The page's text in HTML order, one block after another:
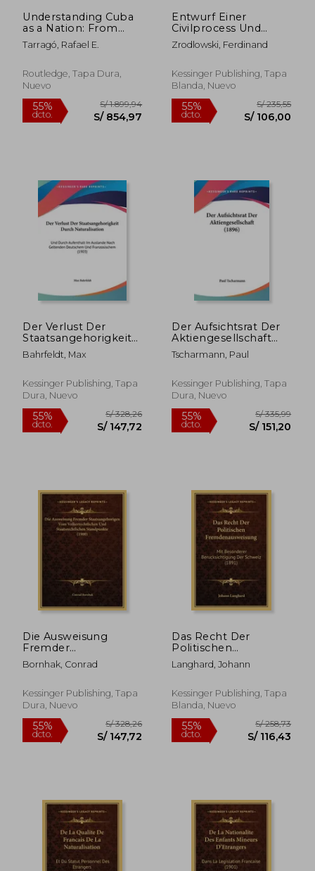
Understanding Cuba
as a Nation: From
European Settlement
to Global
(en Inglés)
Tarragó, Rafael E.
Routledge, Tapa Dura,
Nuevo
55% S/ 1.899,94
Entwurf Einer
Civilprocess Und
Executionsordnung,
Nebst Einer
Ein Beitrag Zur
Besitzlehre Und Zur
(en Alemán)
Zrodlowski, Ferdinand
Kessinger Publishing, Tapa
Blanda, Nuevo
55%
Der Verlust Der
Staatsangehorigkeit
Durch Naturalisation:
Und Durch Aufenthalt
Geltenden
Deutschem Und
(en Alemán)
Bahrfeldt, Max
Kessinger Publishing, Tapa
Dura, Nuevo
55%
dcto.
Der Aufsichtsrat Der
Aktiengesellschaft
(1896) (en Alemán)
Tscharmann, Paul
Kessinger Publishing, Tapa
Dura, Nuevo
55%
dcto.
Die Ausweisung
Fremder
Staatsangehorigen
Vom
Und
Staatsrechtlichen
(en Alemán)
Bornhak, Conrad
Kessinger Publishing, Tapa
Dura, Nuevo
Das Recht Der
Politischen
Fremdenausweisung:
Mit Besonderer
Schweiz (1891) (en
Alemán)
Langhard, Johann
Kessinger Publishing, Tapa
Blanda, Nuevo